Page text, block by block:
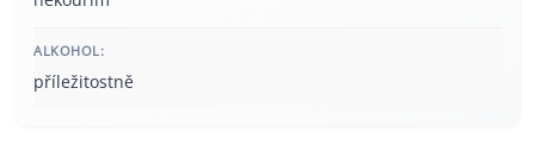
ALKOHOL:
příležitostně